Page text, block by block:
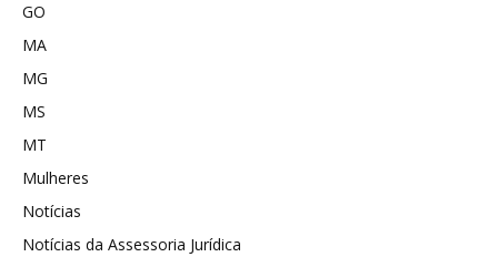
GO
MA
MG
MS
MT
Mulheres
Notícias
Notícias da Assessoria Jurídica